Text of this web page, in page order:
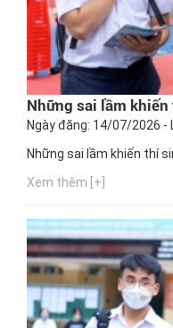
Những sai lầm
Ngày đăng: 14/07/2026 -
Những sai lầm khiến thí
Xem thêm [+]